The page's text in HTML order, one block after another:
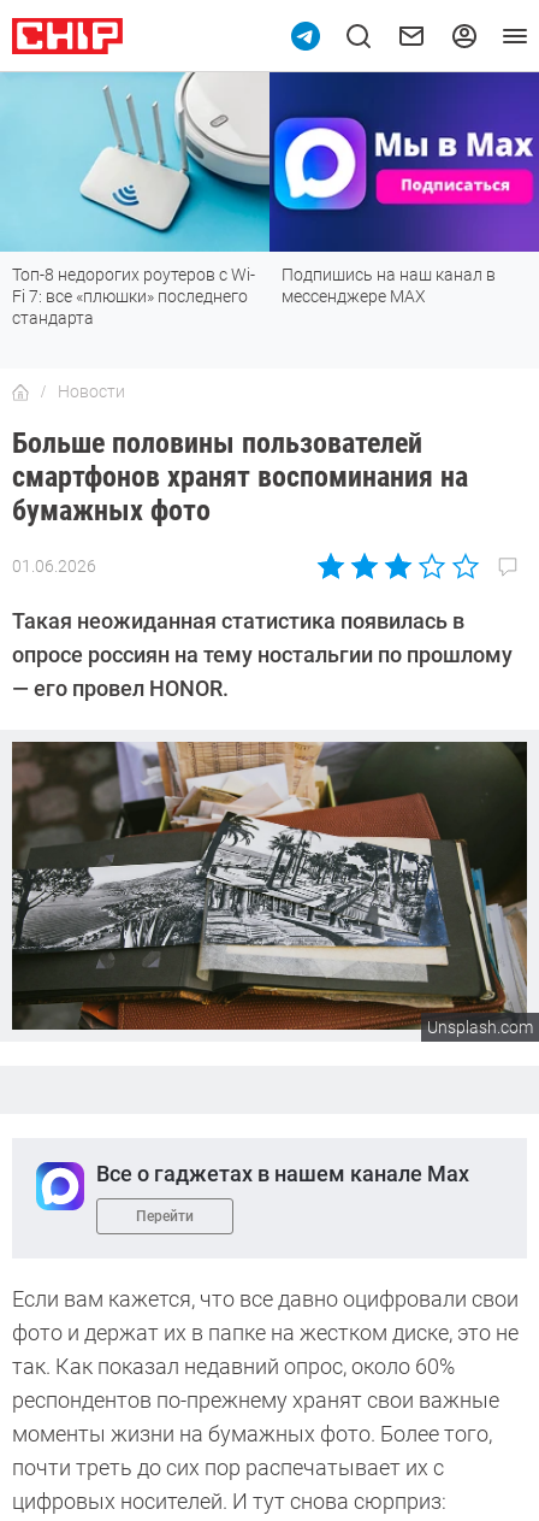
Топ-8 недорогих роутеров с Wi-
Fi 7: все «плюшки» последнего
стандарта
Подпишись на наш канал в
мессенджере МАХ
Новости
Больше половины пользователей
смартфонов хранят воспоминания на
бумажных фото
01.06.2026
Автор:
Такая неожиданная статистика появилась в
опросе россиян на тему ностальгии по прошлому
— его провел HONOR.
Unsplash.com
Все о гаджетах в нашем канале Max
Перейти
Если вам кажется, что все давно оцифровали свои
фото и держат их в папке на жестком диске, это не
так. Как показал недавний опрос, около 60%
респондентов по-прежнему хранят свои важные
моменты жизни на бумажных фото. Более того,
почти треть до сих пор распечатывает их с
цифровых носителей. И тут снова сюрприз: